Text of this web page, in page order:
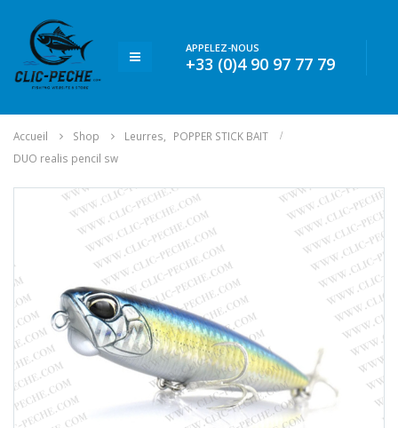
APPELEZ-NOUS
+33 (0)4 90 97 77 79
Accueil Shop Leurres
POPPER STICK BAIT
DUO realis pencil sw